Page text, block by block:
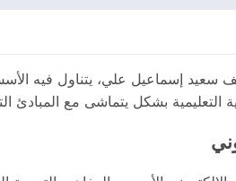
سعيد إسماعيل علي، يتناول فيه الأسس
بشكل يتماشى مع المبادئ